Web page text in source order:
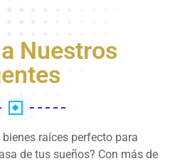
Nuestros
raíces perfecto para
de tus sueños? Con más de